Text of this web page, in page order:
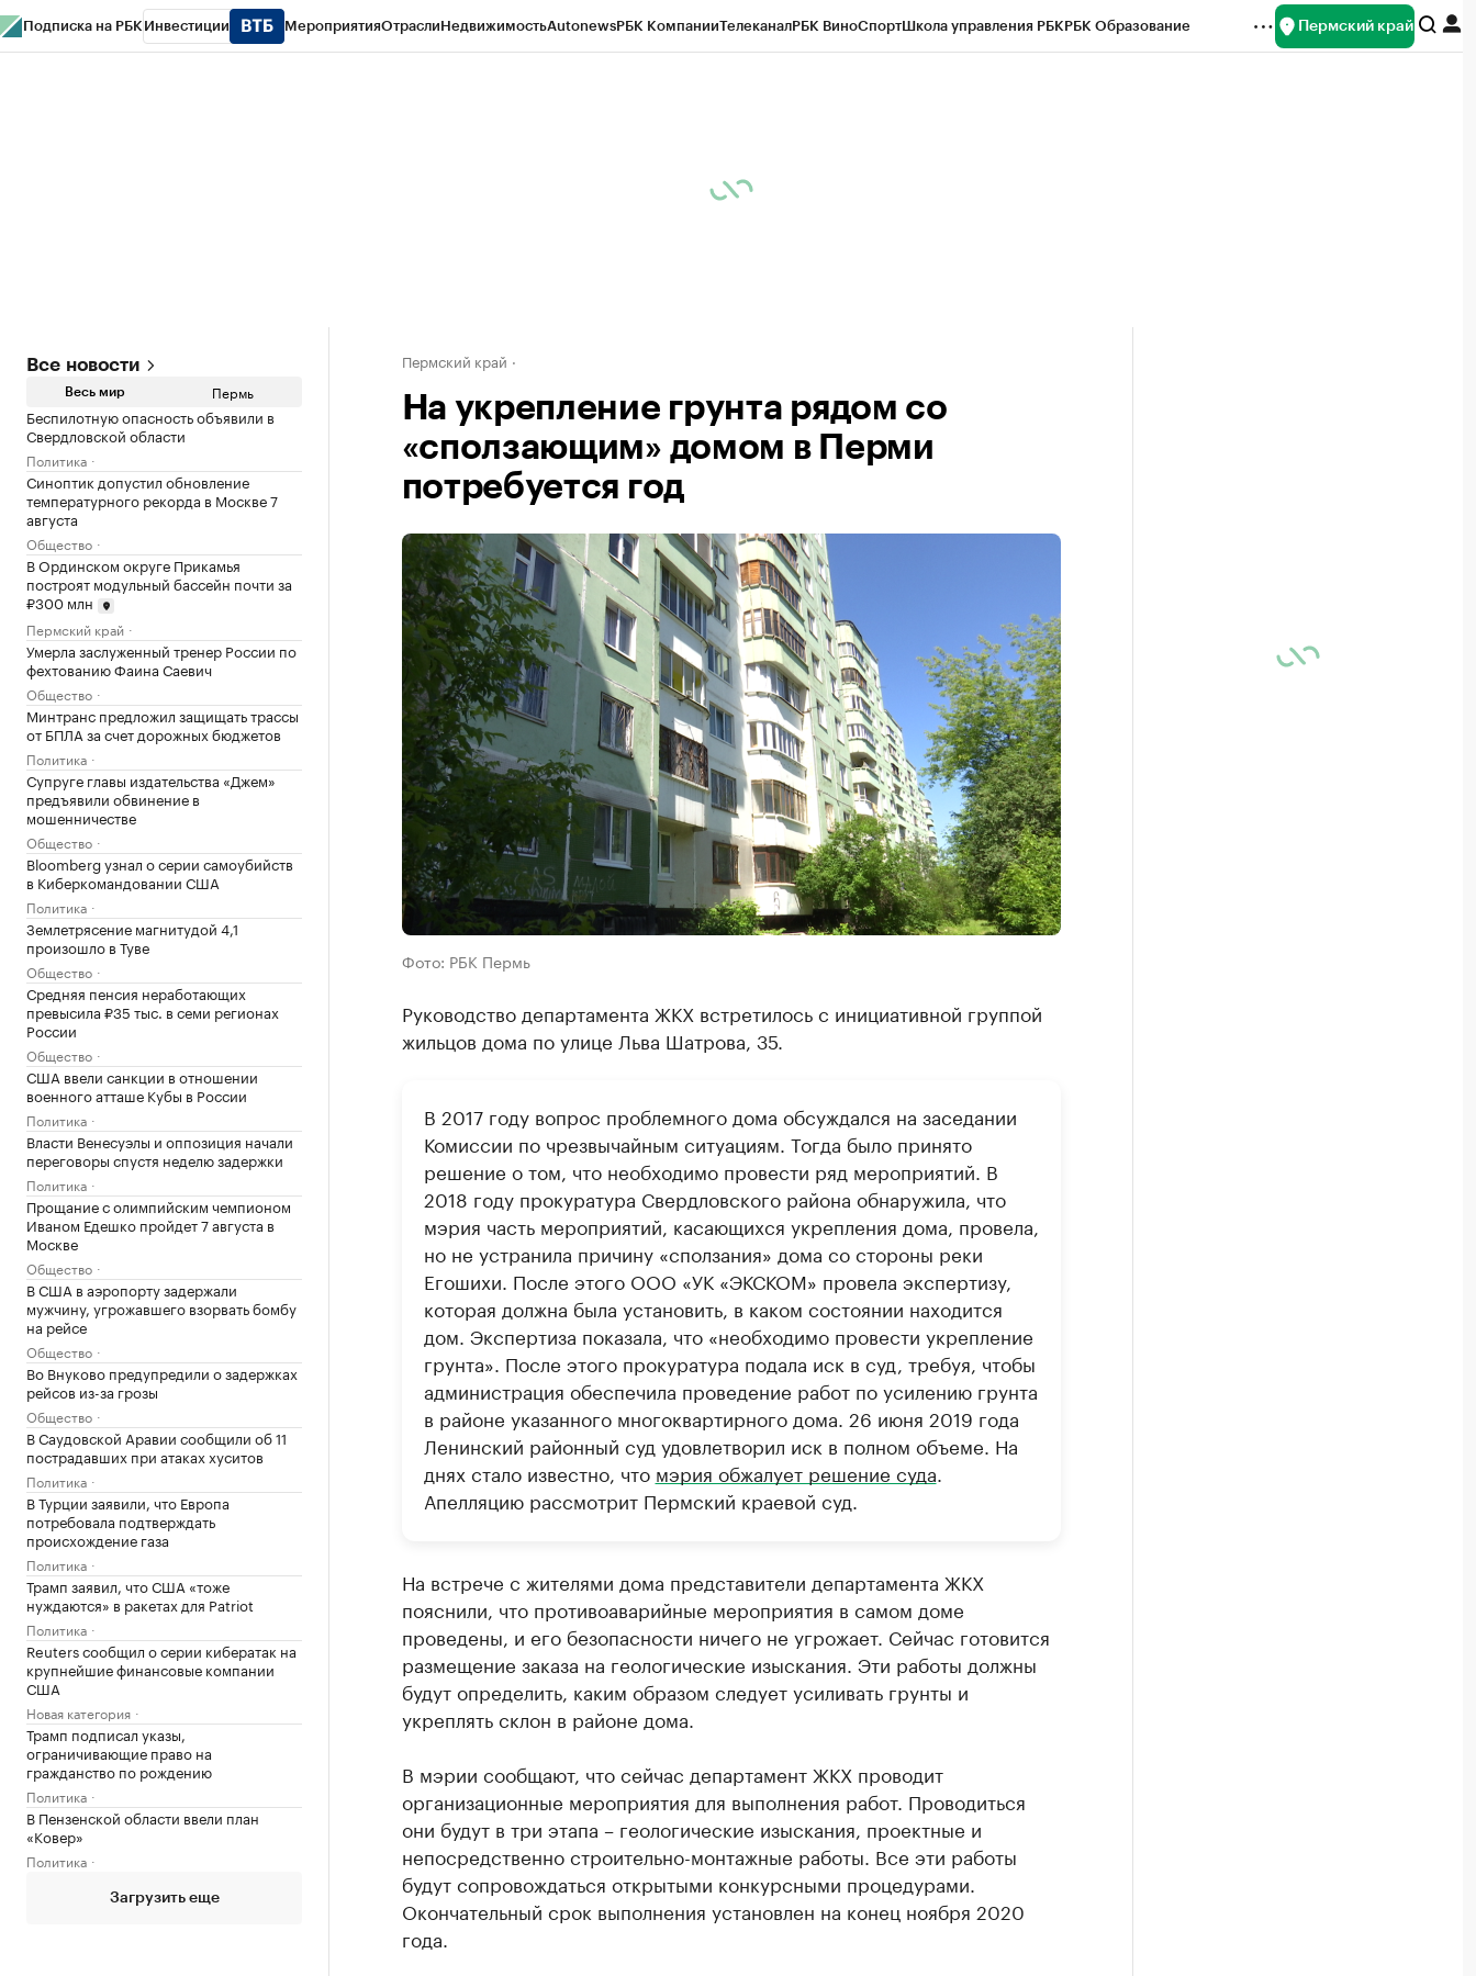
Подписка на РБК Инвестиции МероприятияОтраслиНедвижимостьAutonewsРБК КомпанииТелеканалРБК ВиноСпортШкола управления РБКРБК Образование Пермский край
Все новости
Весь мир Пермь
Беспилотную опасность объявили в
Свердловской области
Политика
Синоптик допустил обновление
температурного рекорда в Москве 7
августа
Общество
В Ординском округе Прикамья
построят модульный бассейн почти за
₽300 млн
Пермский край
Умерла заслуженный тренер России по
фехтованию Фаина Саевич
Общество
Минтранс предложил защищать трассы
от БПЛА за счет дорожных бюджетов
Политика
Супруге главы издательства «Джем»
предъявили обвинение в
мошенничестве
Общество
Bloomberg узнал о серии самоубийств
в Киберкомандовании США
Политика
Землетрясение магнитудой 4,1
произошло в Туве
Общество
Средняя пенсия неработающих
превысила ₽35 тыс. в семи регионах
России
Общество
США ввели санкции в отношении
военного атташе Кубы в России
Политика
Власти Венесуэлы и оппозиция начали
переговоры спустя неделю задержки
Политика
Прощание с олимпийским чемпионом
Иваном Едешко пройдет 7 августа в
Москве
Общество
В США в аэропорту задержали
мужчину, угрожавшего взорвать бомбу
на рейсе
Общество
Во Внуково предупредили о задержках
рейсов из-за грозы
Общество
В Саудовской Аравии сообщили об 11
пострадавших при атаках хуситов
Политика
В Турции заявили, что Европа
потребовала подтверждать
происхождение газа
Политика
Трамп заявил, что США «тоже
нуждаются» в ракетах для Patriot
Политика
Reuters сообщил о серии кибератак на
крупнейшие финансовые компании
США
Новая категория
Трамп подписал указы,
ограничивающие право на
гражданство по рождению
Политика
В Пензенской области ввели план
«Ковер»
Политика
Загрузить еще
Пермский край
На укрепление грунта рядом со
«сползающим» домом в Перми
потребуется год
Фото: РБК Пермь
Руководство департамента ЖКХ встретилось с инициативной группой
жильцов дома по улице Льва Шатрова, 35.
В 2017 году вопрос проблемного дома обсуждался на заседании
Комиссии по чрезвычайным ситуациям. Тогда было принято
решение о том, что необходимо провести ряд мероприятий. В
2018 году прокуратура Свердловского района обнаружила, что
мэрия часть мероприятий, касающихся укрепления дома, провела,
но не устранила причину «сползания» дома со стороны реки
Егошихи. После этого ООО «УК «ЭКСКОМ» провела экспертизу,
которая должна была установить, в каком состоянии находится
дом. Экспертиза показала, что «необходимо провести укрепление
грунта». После этого прокуратура подала иск в суд, требуя, чтобы
администрация обеспечила проведение работ по усилению грунта
в районе указанного многоквартирного дома. 26 июня 2019 года
Ленинский районный суд удовлетворил иск в полном объеме. На
днях стало известно, что мэрия обжалует решение суда
Апелляцию рассмотрит Пермский краевой суд.
На встрече с жителями дома представители департамента ЖКХ
пояснили, что противоаварийные мероприятия в самом доме
проведены, и его безопасности ничего не угрожает. Сейчас готовится
размещение заказа на геологические изыскания. Эти работы должны
будут определить, каким образом следует усиливать грунты и
укреплять склон в районе дома.
В мэрии сообщают, что сейчас департамент ЖКХ проводит
организационные мероприятия для выполнения работ. Проводиться
они будут в три этапа – геологические изыскания, проектные и
непосредственно строительно-монтажные работы. Все эти работы
будут сопровождаться открытыми конкурсными процедурами.
Окончательный срок выполнения установлен на конец ноября 2020
года.